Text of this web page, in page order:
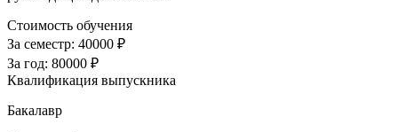
Стоимость обучения
За семестр: 40000 ₽
За год: 80000 ₽
Квалификация выпускника
Бакалавр